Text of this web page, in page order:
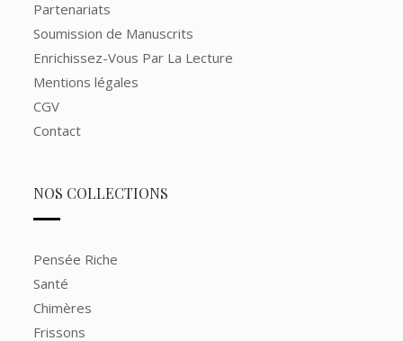
Partenariats
Soumission de Manuscrits
Enrichissez-Vous Par La Lecture
Mentions légales
CGV
Contact
NOS COLLECTIONS
Pensée Riche
Santé
Chimères
Frissons